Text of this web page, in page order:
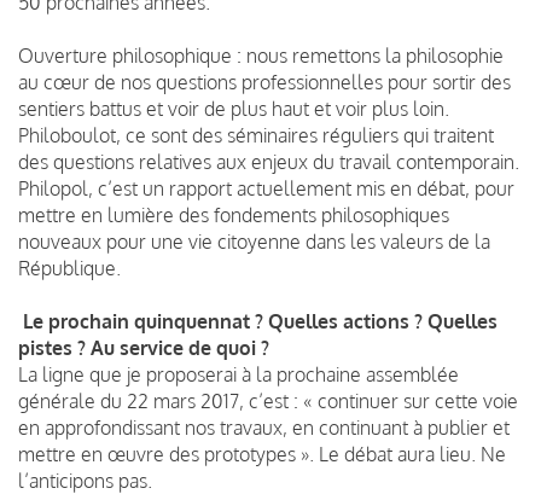
Ouverture philosophique : nous remettons la philosophie
au cœur de nos questions professionnelles pour sortir des
sentiers battus et voir de plus haut et voir plus loin.
Philoboulot, ce sont des séminaires réguliers qui traitent
des questions relatives aux enjeux du travail contemporain.
Philopol, c’est un rapport actuellement mis en débat, pour
mettre en lumière des fondements philosophiques
nouveaux pour une vie citoyenne dans les valeurs de la
République.
Le prochain quinquennat ? Quelles actions ? Quelles
pistes ? Au service de quoi ?
La ligne que je proposerai à la prochaine assemblée
générale du 22 mars 2017, c’est : « continuer sur cette voie
en approfondissant nos travaux, en continuant à publier et
mettre en œuvre des prototypes ». Le débat aura lieu. Ne
l’anticipons pas.